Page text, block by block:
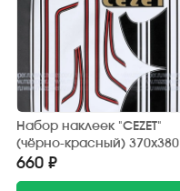
Набор наклеек "CEZET"
(чёрно-красный) 370х380
мм. (10 шт.)
660 ₽